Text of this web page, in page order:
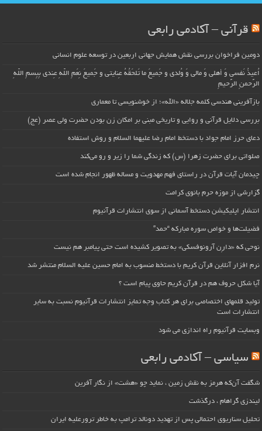
قرآنی – آکادمی رابعی
دومین فراخوان بررسی نقش همایش جهانی اربعین در توسعه علوم انسانی
اُعیذُ نَفسی وَ أهلی وَ مالی وَ وُلدی و جَمیعَ ما تَلحَقُهُ عِنایتی و جَمیعَ نِعَمِ اللّهِ عِندی بِبِسمِ اللّهِ
الرَّحمنِ الرَّحیمِ
بازآفرینی هندسی کلمه جلاله «الله»؛ از خوشنویسی تا معماری
بررسی دلایل قرآنی و روایی و تاریخی مبنی بر امکان زن بودن حضرت ولی عصر (عج)
دعای حرز امام جواد با دستخط امام رضا علیهما السلام و روش استفاده
صلواتی برای حضرت زهرا (س) که زندگی شما را زیر و رو می‌کند
چیدمان آیات قرآن در راستای فهم مهدویت و مساله ظهور انجام شده است
گزارشی از موزه حرم بانوی کرامت
انتشار اپلیکیشن دستخط آسمانی از سوی انتشارات قرآنیوم
فضیلت‌ها و خواص سوره مبارکه “حمد”
نوحی که «دارِن آرونوفسکی» به تصویر کشیده است حتی پیامبر هم نیست
نرم افزار آنلاین قرآن کریم با دستخط منسوب به امام حسین علیه السلام منتشر شد
آیا شکل حروف هم در قرآن کریم حاوی پیام است ؟
تولید قلمهای اختصاصی برای هر کتاب وجه تمایز انتشارات قرآنیوم نسبت به سایر
انتشارات است
وبسایت قرآنیوم راه اندازی می شود
سیاسی – آکادمی رابعی
شگفت آن‌که هرمز به نقش زمین ، نماید چو «هشت» از نگار آفرین
لیندزی گراهام ، درگذشت
تحلیل سناریوی احتمالی پس از تهدید دونالد ترامپ به خاطر ترورعلیه ایران